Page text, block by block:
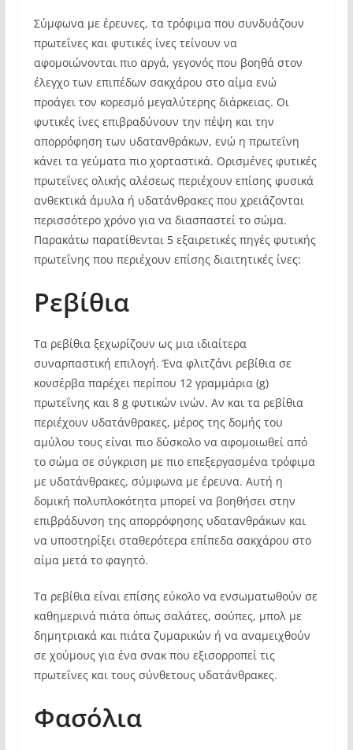
Σύμφωνα με έρευνες, τα τρόφιμα που συνδυάζουν
πρωτεΐνες και φυτικές ίνες τείνουν να
αφομοιώνονται πιο αργά, γεγονός που βοηθά στον
έλεγχο των επιπέδων σακχάρου στο αίμα ενώ
προάγει τον κορεσμό μεγαλύτερης διάρκειας. Οι
φυτικές ίνες επιβραδύνουν την πέψη και την
απορρόφηση των υδατανθράκων, ενώ η πρωτεΐνη
κάνει τα γεύματα πιο χορταστικά. Ορισμένες φυτικές
πρωτεΐνες ολικής αλέσεως περιέχουν επίσης φυσικά
ανθεκτικά άμυλα ή υδατάνθρακες που χρειάζονται
περισσότερο χρόνο για να διασπαστεί το σώμα.
Παρακάτω παρατίθενται 5 εξαιρετικές πηγές φυτικής
πρωτεΐνης που περιέχουν επίσης διαιτητικές ίνες:
Ρεβίθια
Τα ρεβίθια ξεχωρίζουν ως μια ιδιαίτερα
συναρπαστική επιλογή. Ένα φλιτζάνι ρεβίθια σε
κονσέρβα παρέχει περίπου 12 γραμμάρια (g)
πρωτεΐνης και 8 g φυτικών ινών. Αν και τα ρεβίθια
περιέχουν υδατάνθρακες, μέρος της δομής του
αμύλου τους είναι πιο δύσκολο να αφομοιωθεί από
το σώμα σε σύγκριση με πιο επεξεργασμένα τρόφιμα
με υδατάνθρακες, σύμφωνα με έρευνα. Αυτή η
δομική πολυπλοκότητα μπορεί να βοηθήσει στην
επιβράδυνση της απορρόφησης υδατανθράκων και
να υποστηρίξει σταθερότερα επίπεδα σακχάρου στο
αίμα μετά το φαγητό.
Τα ρεβίθια είναι επίσης εύκολο να ενσωματωθούν σε
καθημερινά πιάτα όπως σαλάτες, σούπες, μπολ με
δημητριακά και πιάτα ζυμαρικών ή να αναμειχθούν
σε χούμους για ένα σνακ που εξισορροπεί τις
πρωτεΐνες και τους σύνθετους υδατάνθρακες.
Φασόλια